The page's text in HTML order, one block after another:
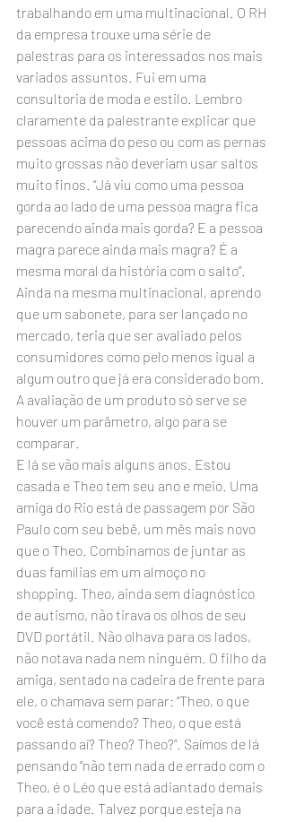
trabalhando em uma multinacional. O RH
da empresa trouxe uma série de
palestras para os interessados nos mais
variados assuntos. Fui em uma
consultoria de moda e estilo. Lembro
claramente da palestrante explicar que
pessoas acima do peso ou com as pernas
muito grossas não deveriam usar saltos
muito finos. “Já viu como uma pessoa
gorda ao lado de uma pessoa magra fica
parecendo ainda mais gorda? E a pessoa
magra parece ainda mais magra? É a
mesma moral da história com o salto”.
Ainda na mesma multinacional, aprendo
que um sabonete, para ser lançado no
mercado, teria que ser avaliado pelos
consumidores como pelo menos igual a
algum outro que já era considerado bom.
A avaliação de um produto só serve se
houver um parâmetro, algo para se
comparar.
E lá se vão mais alguns anos. Estou
casada e Theo tem seu ano e meio. Uma
amiga do Rio está de passagem por São
Paulo com seu bebê, um mês mais novo
que o Theo. Combinamos de juntar as
duas famílias em um almoço no
shopping. Theo, ainda sem diagnóstico
de autismo, não tirava os olhos de seu
DVD portátil. Não olhava para os lados,
não notava nada nem ninguém. O filho da
amiga, sentado na cadeira de frente para
ele, o chamava sem parar: “Theo, o que
você está comendo? Theo, o que está
passando aí? Theo? Theo?”. Saímos de lá
pensando “não tem nada de errado com o
Theo, é o Léo que está adiantado demais
para a idade. Talvez porque esteja na